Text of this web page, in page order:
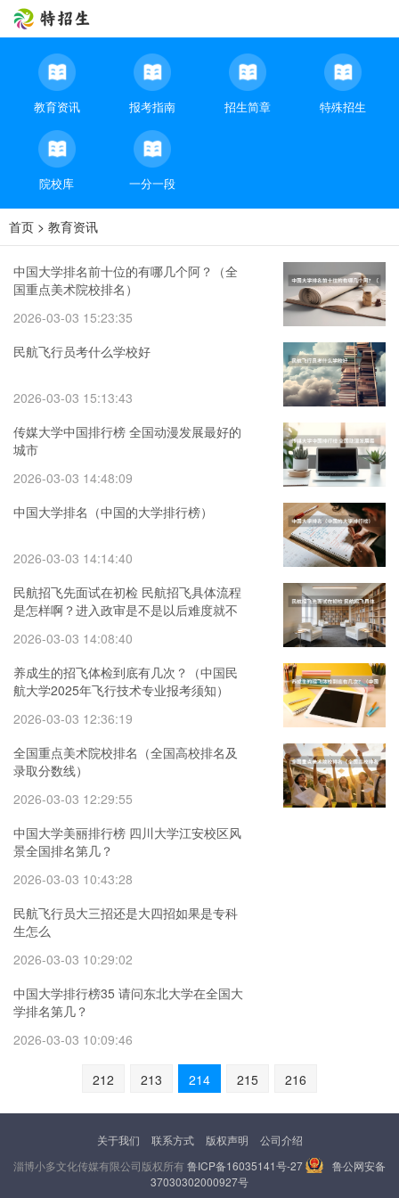
教育资讯 报考指南 招生简章 特殊招生
院校库 一分一段
首页 > 教育资讯
中国大学排名前十位的有哪几个阿？（全
国重点美术院校排名）
2026-03-03 15:23:35
民航飞行员考什么学校好
2026-03-03 15:13:43
传媒大学中国排行榜 全国动漫发展最好的
城市
2026-03-03 14:48:09
中国大学排名（中国的大学排行榜）
2026-03-03 14:14:40
民航招飞先面试在初检 民航招飞具体流程
是怎样啊？进入政审是不是以后难度就不
高人指点啊
2026-03-03 14:08:40
养成生的招飞体检到底有几次？（中国民
航大学2025年飞行技术专业报考须知）
2026-03-03 12:36:19
全国重点美术院校排名（全国高校排名及
录取分数线）
2026-03-03 12:29:55
中国大学美丽排行榜 四川大学江安校区风
景全国排名第几？
2026-03-03 10:43:28
民航飞行员大三招还是大四招如果是专科
生怎么
2026-03-03 10:29:02
中国大学排行榜35 请问东北大学在全国大
学排名第几？
2026-03-03 10:09:46
212 213 214 215 216
关于我们 联系方式 版权声明
公司介绍
淄博小多文化传媒有限公司版权所有鲁ICP备16035141号-27
鲁公网安备
37030302000927号